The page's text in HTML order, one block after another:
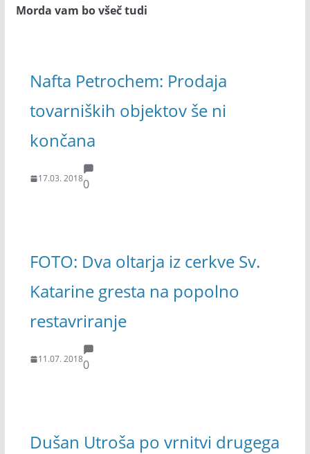
Morda vam bo všeč tudi
Nafta Petrochem: Prodaja
tovarniških objektov še ni
končana
17.03. 20180
FOTO: Dva oltarja iz cerkve Sv.
Katarine gresta na popolno
restavriranje
11.07. 20180
Dušan Utroša po vrnitvi drugega